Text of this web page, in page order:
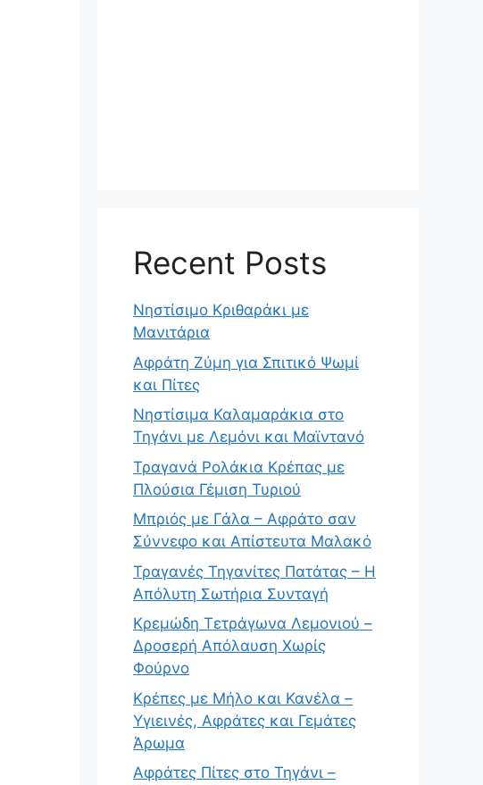
Recent Posts
Νηστίσιμο Κριθαράκι με
Μανιτάρια
Αφράτη Ζύμη για Σπιτικό Ψωμί
και Πίτες
Νηστίσιμα Καλαμαράκια στο
Τηγάνι με Λεμόνι και Μαϊντανό
Τραγανά Ρολάκια Κρέπας με
Πλούσια Γέμιση Τυριού
Μπριός με Γάλα – Αφράτο σαν
Σύννεφο και Απίστευτα Μαλακό
Τραγανές Τηγανίτες Πατάτας – Η
Απόλυτη Σωτήρια Συνταγή
Κρεμώδη Τετράγωνα Λεμονιού –
Δροσερή Απόλαυση Χωρίς
Φούρνο
Κρέπες με Μήλο και Κανέλα –
Υγιεινές, Αφράτες και Γεμάτες
Άρωμα
Αφράτες Πίτες στο Τηγάνι –